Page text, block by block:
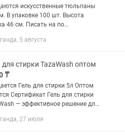
искусственные тюльпаны
В упаковке 100 шт. Высота
46 см. Писать на по
5 августа
для стирки TazaWash оптом
₸
Гель для стирки 5л Оптом
Гель для стирки
— эффективное решение для
Объём 5 литров позволяет
27 июля